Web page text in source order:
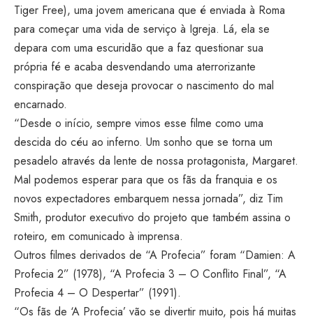
Tiger Free), uma jovem americana que é enviada à Roma
para começar uma vida de serviço à Igreja. Lá, ela se
depara com uma escuridão que a faz questionar sua
própria fé e acaba desvendando uma aterrorizante
conspiração que deseja provocar o nascimento do mal
encarnado.
“Desde o início, sempre vimos esse filme como uma
descida do céu ao inferno. Um sonho que se torna um
pesadelo através da lente de nossa protagonista, Margaret.
Mal podemos esperar para que os fãs da franquia e os
novos expectadores embarquem nessa jornada”, diz Tim
Smith, produtor executivo do projeto que também assina o
roteiro, em comunicado à imprensa.
Outros filmes derivados de “A Profecia” foram “Damien: A
Profecia 2” (1978), “A Profecia 3 – O Conflito Final”, “A
Profecia 4 – O Despertar” (1991).
“Os fãs de ‘A Profecia’ vão se divertir muito, pois há muitas